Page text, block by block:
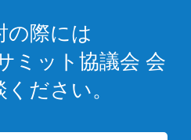
の際には
ミット協議会 会
ださい。